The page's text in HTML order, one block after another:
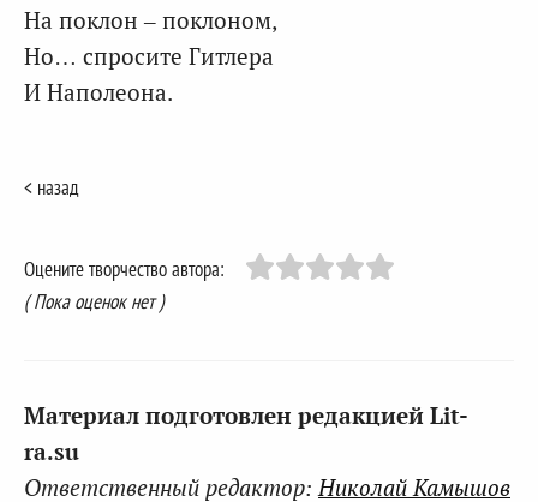
На поклон – поклоном,
Но… спросите Гитлера
И Наполеона.
< назад
Оцените творчество автора:
( Пока оценок нет )
Материал подготовлен редакцией Lit-
ra.su
Ответственный редактор: Николай Камышов